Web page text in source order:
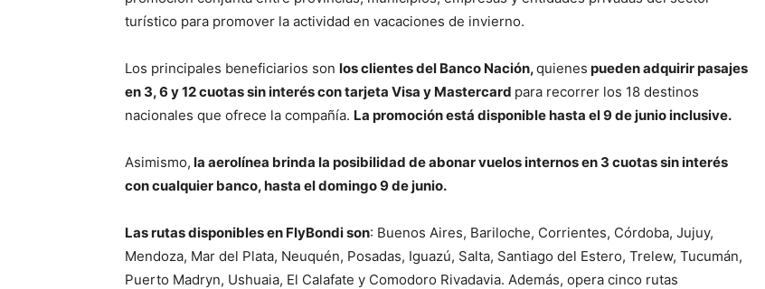
turístico para promover la actividad en vacaciones de invierno.
Los principales beneficiarios son los clientes del Banco Nación,quienes pueden adquirir pasajes
en 3, 6 y 12 cuotas sin interés con tarjeta Visa y Mastercard para recorrer los 18 destinos
nacionales que ofrece la compañía. La promoción está disponible hasta el 9 de junio inclusive.
Asimismo, la aerolínea brinda la posibilidad de abonar vuelos internos en 3 cuotas sin interés
con cualquier banco, hasta el domingo 9 de junio.
Las rutas disponibles en FlyBondi son: Buenos Aires, Bariloche, Corrientes, Córdoba, Jujuy,
Mendoza, Mar del Plata, Neuquén, Posadas, Iguazú, Salta, Santiago del Estero, Trelew, Tucumán,
Puerto Madryn, Ushuaia, El Calafate y Comodoro Rivadavia. Además, opera cinco rutas